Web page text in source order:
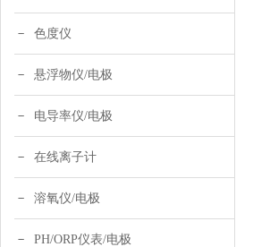
色度仪
悬浮物仪/电极
电导率仪/电极
在线离子计
溶氧仪/电极
PH/ORP仪表/电极